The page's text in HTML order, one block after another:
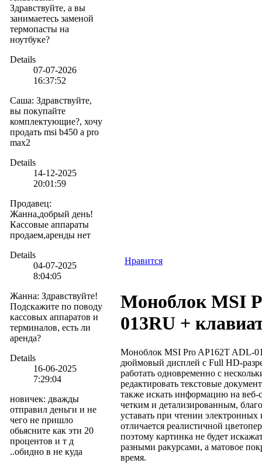
Здравствуйте, а вы
занимаетесь заменой
термопасты на
ноутбуке?
Details
07-07-2026
16:37:52
Саша: Здравствуйте,
вы покупайте
комплектующие?, хочу
продать msi b450 a pro
max2
Details
14-12-2025
20:01:59
Продавец:
Жанна,добрый день!
Кассовые аппараты
продаем,аренды нет
Details
04-07-2025
8:04:05
Жанна: Здравствуйте!
Подскажите по поводу
кассовых аппаратов и
терминалов, есть ли
аренда?
Details
16-06-2025
7:29:04
новичек: дважды
отправил деньги и не
чего не пришло
обьясните как эти 20
процентов и т д
..обидно в не куда
Нравится
Моноблок MSI
013RU +
Моноблок MSI Pro AP162T ADL-
дюймовый дисплей с Full HD-
работать одновременно с
редактировать текстовые
также искать информацию на веб-
четким и детализированным,
уставать при чтении
отличается реалистичной
поэтому картинка не будет
разными ракурсами, а матовое
время.